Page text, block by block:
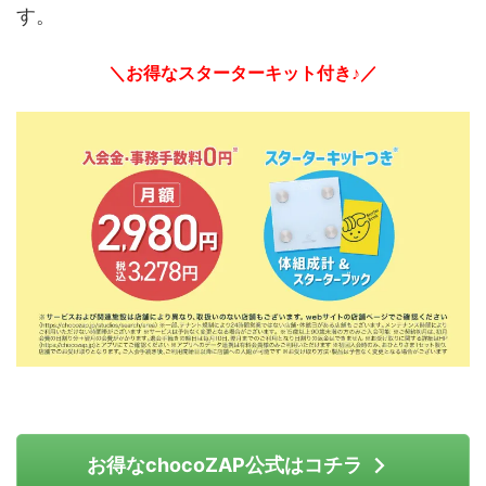
す。
＼お得なスターターキット付き♪／
お得なchocoZAP公式はコチラ